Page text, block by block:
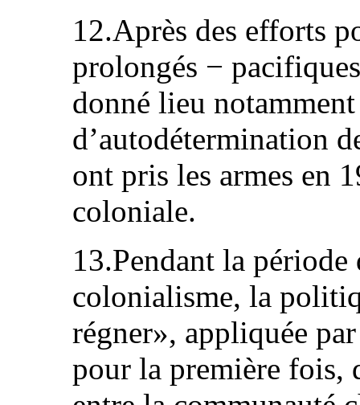
12.Après des efforts
prolongés −
donné lieu
d’autodétermination
ont pris les armes en
coloniale.
13.Pendant la
colonialisme, la
régner», appliquée
pour la première fois,